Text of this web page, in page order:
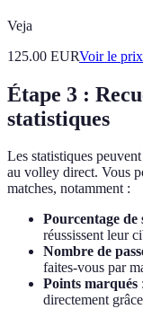
Veja
125.00 EURVoir le prix
Étape 3 :
statistiques
Les statistiques
au volley direct. Vous
matches, notamment :
Pourcentage de
réussissent leur
Nombre de
faites-vous par
Points marqués
directement